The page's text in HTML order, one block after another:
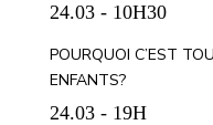
24.03 - 10H30
POURQUOI C’EST
ENFANTS?
24.03 - 19H